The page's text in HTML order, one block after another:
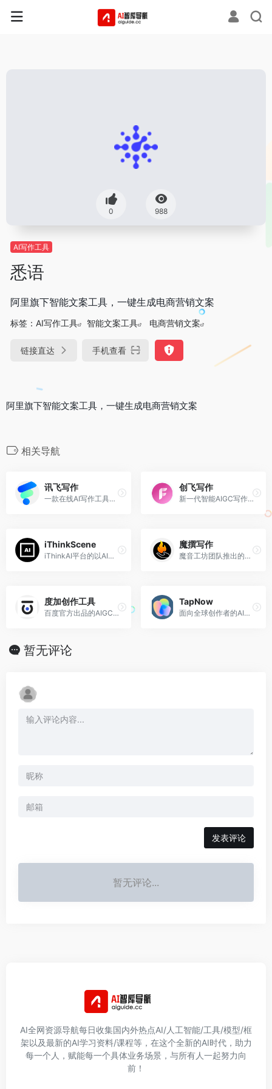
0 988
AI写作工具
悉语
阿里旗下智能文案工具，一键生成电商营销文案
标签： AI写作工具 智能文案工具 电商营销文案
链接直达 手机查看
阿里旗下智能文案工具，一键生成电商营销文案
相关导航
讯飞写作
一款在线AI写作工具，旨在通过人工智能技术提升创作效率
创飞写作
新一代智能AIGC写作调度平台
iThinkScene
iThinkAI平台的以AI技术为核心的文案自动生成器
魔撰写作
魔音工坊团队推出的AI智能写作工具
度加创作工具
百度官方出品的AIGC创作平台
TapNow
面向全球创作者的AI视觉内容创作平台
暂无评论
发表评论
暂无评论...
AI全网资源导航每日收集国内外热点AI/人工智能/工具/模型/框
架以及最新的AI学习资料/课程等，在这个全新的AI时代，助力
每一个人，赋能每一个具体业务场景，与所有人一起努力向
前！